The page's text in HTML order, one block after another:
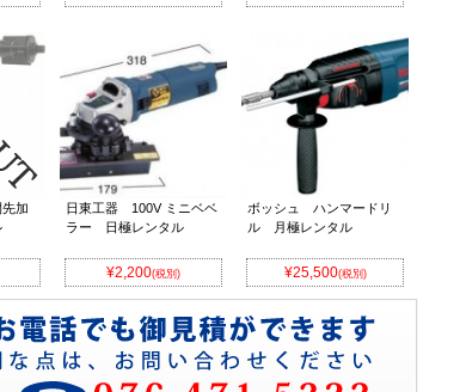
加
日東工器 100V ミニベベ
ラー 日極レンタル
¥2,200(税別)
ボッシュ ハンマードリ
ル 月極レンタル
¥25,500(税別)